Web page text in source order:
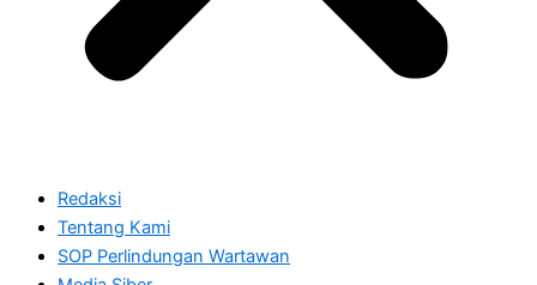
Redaksi
Tentang Kami
SOP Perlindungan Wartawan